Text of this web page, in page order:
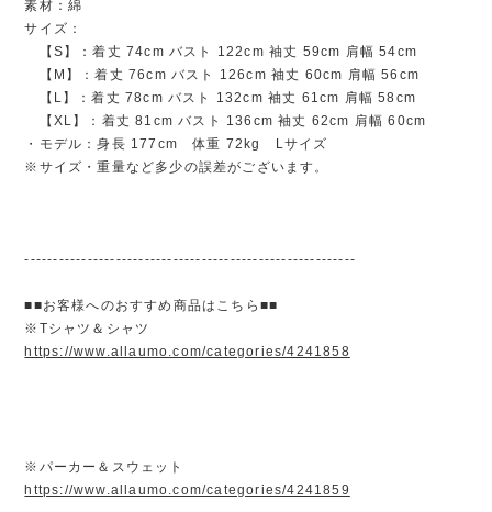
素材：綿
サイズ：
【S】：着丈 74cm バスト 122cm 袖丈 59cm 肩幅 54cm
【M】：着丈 76cm バスト 126cm 袖丈 60cm 肩幅 56cm
【L】：着丈 78cm バスト 132cm 袖丈 61cm 肩幅 58cm
【XL】：着丈 81cm バスト 136cm 袖丈 62cm 肩幅 60cm
・モデル：身長 177cm 体重 72kg Lサイズ
※サイズ・重量など多少の誤差がございます。
----------------------------------------------------------
■■お客様へのおすすめ商品はこちら■■
※Tシャツ＆シャツ
https://www.allaumo.com/categories/4241858
※パーカー＆スウェット
https://www.allaumo.com/categories/4241859